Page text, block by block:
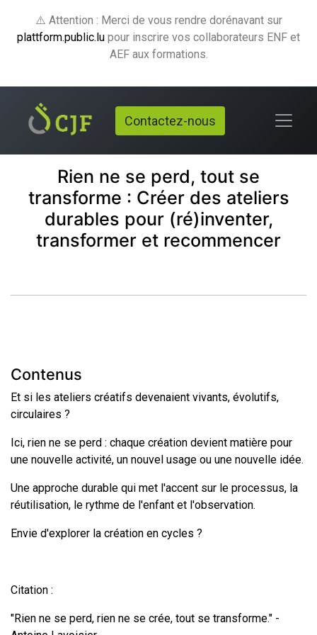
⚠️ Attention : Merci de vous rendre dorénavant sur
plattform.public.lu pour inscrire vos collaborateurs ENF et
AEF aux formations.
Contactez-nous
Rien ne se perd, tout se
transforme : Créer des ateliers
durables pour (ré)inventer,
transformer et recommencer
Contenus
Et si les ateliers créatifs devenaient vivants, évolutifs,
circulaires ?
Ici, rien ne se perd : chaque création devient matière pour
une nouvelle activité, un nouvel usage ou une nouvelle idée.
Une approche durable qui met l'accent sur le processus, la
réutilisation, le rythme de l'enfant et l'observation.
Envie d'explorer la création en cycles ?
Citation :
"Rien ne se perd, rien ne se crée, tout se transforme." -